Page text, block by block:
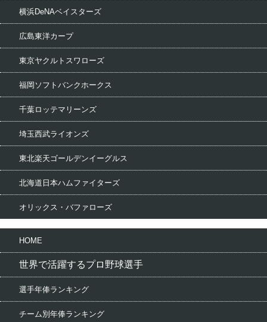
横浜DeNAベイスターズ
広島東洋カープ
東京ヤクルトスワローズ
福岡ソフトバンクホークス
千葉ロッテマリーンズ
埼玉西武ライオンズ
東北楽天ゴールデンイーグルス
北海道日本ハムファイターズ
オリックス・バファローズ
HOME
世界で活躍するプロ野球選手
選手年俸ランキング
チーム別年俸ランキング